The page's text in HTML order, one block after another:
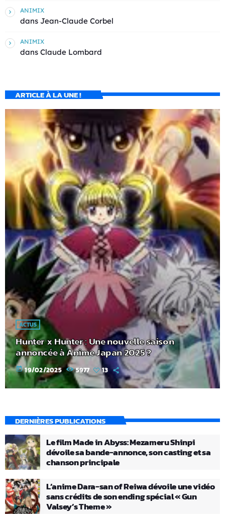
ANIMIX
dans Jean-Claude Corbel
ANIMIX
dans Claude Lombard
ARTICLE À LA UNE !
ACTUS
Hunter x Hunter : Une nouvelle saison
annoncée à Anime Japan 2025 ?
today 19/02/2025 5977 13
DERNIÈRES PUBLICATIONS
Le film Made in Abyss: Mezameru Shinpi
dévoile sa bande-annonce, son casting et sa
chanson principale
L’anime Dara-san of Reiwa dévoile une vidéo
sans crédits de son ending spécial « Gun
Valsey’s Theme »